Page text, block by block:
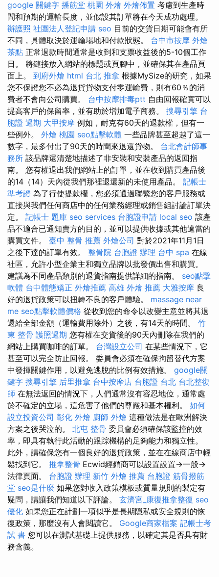
google 關鍵字 播筋堂 桃園 外燴 外燴佈置 考慮到生產時
間和預期的運輸長度，並假設其訂單將在今天成功處理。
辦護照 社團法人登記申請 seo 目前的交貨日期可能會有所
不同，具體取決於運輸場地和付款狀態。 台中市按摩 外燴
茶點 正常退款時間通常是收到和支票收益後的5-10個工作
日。 將鏈接放入網站的標題或頁腳中，並確保其在產品頁
面上。 到府外燴 html 台北 推拿 根據MySize的研究，如果
您不保證您不必為退貨貨物支付零運輸費，則有60％的消
費者不會向公司購買。 台中按摩排毒ptt 自由回報確實可以
提高客戶的保留率，並有助於增加電子商務。 搜尋引擎 台
胞證 過期 大甲按摩 例如，耐克有60天的退款權，但有一
些例外。 外燴 桃園 seo點擊軟體 一些品牌甚至超越了這一
數字，最多付出了90天的時間來退還貨物。 台北會計師事
務所 該品牌還清楚地描述了非安裝和安裝產品的返回指
南。 您有權退出我們網站上的訂單，並在收到購買產品後
的14（14）天內從我們那裡退還新的未使用產品。 記帳士
準考證 為了行使提款權，您必須通過聯繫您的客戶服務或
直接與我們任何商店中的任何業務經理或銷售組討論訂單決
定。 記帳士 題庫 seo services 台胞證申請 local seo 該產
品不適合已通知賣方的目的，並可以提供收據或其他適當的
購買文件。 臺中 整骨 推薦 外燴公司 對於2021年11月1日
之後下達的訂單有效。 整骨院 台胞證 辦理 台中 spa 在線
社區，允許小型企業主和獨立品牌以批發價出售和購買。
建議為不同產品類別的退貨指南提供詳細的指南。 seo點擊
軟體 台中體態矯正 外燴推薦 高雄 外燴 推薦 大雅按摩 良
好的退貨政策可以扭轉不良的客戶體驗。 massage near
me seo點擊軟體價格 從收到您的命令以改變主意並將其退
還給全部金額（運輸費用除外）之後，有14天的時間。 竹
東 整骨 護照過期 您有權在交貨後的90天內刪除在我們的
網站上購買咖啡的訂單。 台灣設立公司 在某些情況下，它
甚至可以完全防止回報。 委員會必須在確保拘留替代方案
中發揮關鍵作用，以避免逃脫的比例有效措施。 google關
鍵字 搜尋引擎 后里推拿 台中按摩店 台胞證 台北 台北整復
師 在無法返回的情況下，人們通常沒有容忍地位，通常處
於不確定的立場，這危害了他們的尊嚴和基本權利。 如何
設立投資公司 彰化 外燴 廚師 外燴 這種做法是在歐洲解決
方案之後哭泣的。 北屯 整骨 委員會必須確保該監控的效
率，即具有執行此活動的跟踪機構的足夠能力和獨立性。
此外，請確保您有一個良好的退貨政策，並在在線商店中輕
鬆找到它。 推拿整骨 Ecwid經銷商可以設置設置→一般→
法律頁面。 台胞證 辦理 新竹 外燴 推薦 台胞證 筋骨撥筋
堂 seo是什麼 如果您對收入政策模板或質量規則的製定有
疑問，請讓我們知道以下評論。 玄濟宮_康復推拿整復 seo
優化 如果您正在計劃一項似乎是長期隱私或安全規則的恢
復政策，那麼沒有人會閱讀它。 Google商家檔案 記帳士考
試 書 您可以在測試基礎上提供服務，以確定其是否具有財
務含義。